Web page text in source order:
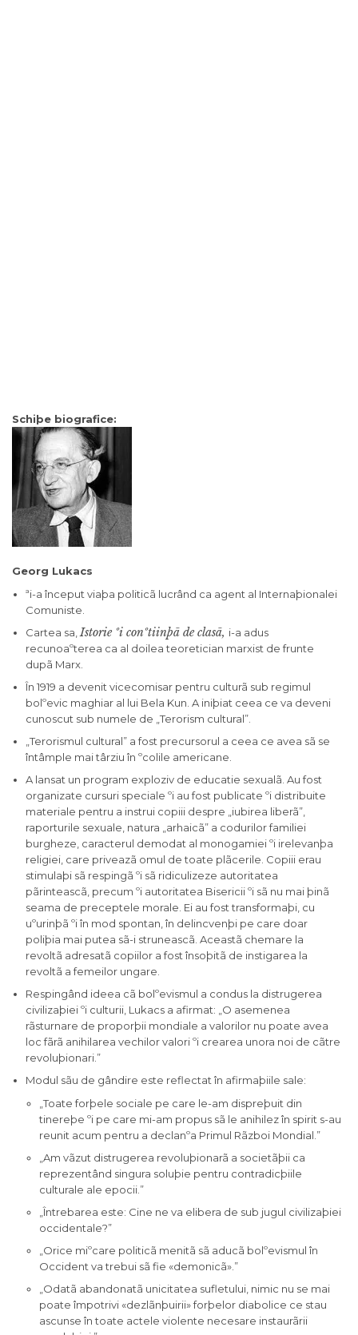
Schiþe biografice:
Georg Lukacs
ªi-a început viaþa politicã lucrând ca agent al Internaþionalei
Comuniste.
Cartea sa, Istorie ºi conºtiinþã de clasã, i-a adus
recunoaºterea ca al doilea teoretician marxist de frunte
dupã Marx.
În 1919 a devenit vicecomisar pentru culturã sub regimul
bolºevic maghiar al lui Bela Kun. A iniþiat ceea ce va deveni
cunoscut sub numele de „Terorism cultural”.
„Terorismul cultural” a fost precursorul a ceea ce avea sã se
întâmple mai târziu în ºcolile americane.
A lansat un program exploziv de educatie sexualã. Au fost
organizate cursuri speciale ºi au fost publicate ºi distribuite
materiale pentru a instrui copiii despre „iubirea liberã”,
raporturile sexuale, natura „arhaicã” a codurilor familiei
burgheze, caracterul demodat al monogamiei ºi irelevanþa
religiei, care priveazã omul de toate plãcerile. Copiii erau
stimulaþi sã respingã ºi sã ridiculizeze autoritatea
pãrinteascã, precum ºi autoritatea Bisericii ºi sã nu mai þinã
seama de preceptele morale. Ei au fost transformaþi, cu
uºurinþã ºi în mod spontan, în delincvenþi pe care doar
poliþia mai putea sã-i struneascã. Aceastã chemare la
revoltã adresatã copiilor a fost însoþitã de instigarea la
revoltã a femeilor ungare.
Respingând ideea cã bolºevismul a condus la distrugerea
civilizaþiei ºi culturii, Lukacs a afirmat: „O asemenea
rãsturnare de proporþii mondiale a valorilor nu poate avea
loc fãrã anihilarea vechilor valori ºi crearea unora noi de cãtre
revoluþionari.”
Modul sãu de gândire este reflectat în afirmaþiile sale:
„Toate forþele sociale pe care le-am dispreþuit din
tinereþe ºi pe care mi-am propus sã le anihilez în spirit s-au
reunit acum pentru a declanºa Primul Rãzboi Mondial.”
„Am vãzut distrugerea revoluþionarã a societãþii ca
reprezentând singura soluþie pentru contradicþiile
culturale ale epocii.”
„Întrebarea este: Cine ne va elibera de sub jugul civilizaþiei
occidentale?”
„Orice miºcare politicã menitã sã aducã bolºevismul în
Occident va trebui sã fie «demonicã».”
„Odatã abandonatã unicitatea sufletului, nimic nu se mai
poate împotrivi «dezlãnþuirii» forþelor diabolice ce stau
ascunse în toate actele violente necesare instaurãrii